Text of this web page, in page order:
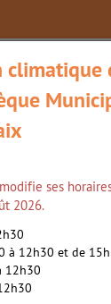
ses
2026.
à 12h30 et de
12h30